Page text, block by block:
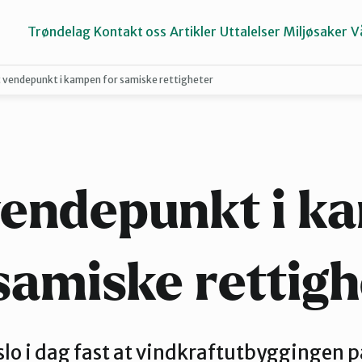
Namdalen
Trøndelag Kontakt oss Artikler Uttalelser Miljøsaker
vendepunkt i kampen for samiske rettigheter
i
i dag fast at vindkraftutbyggingen